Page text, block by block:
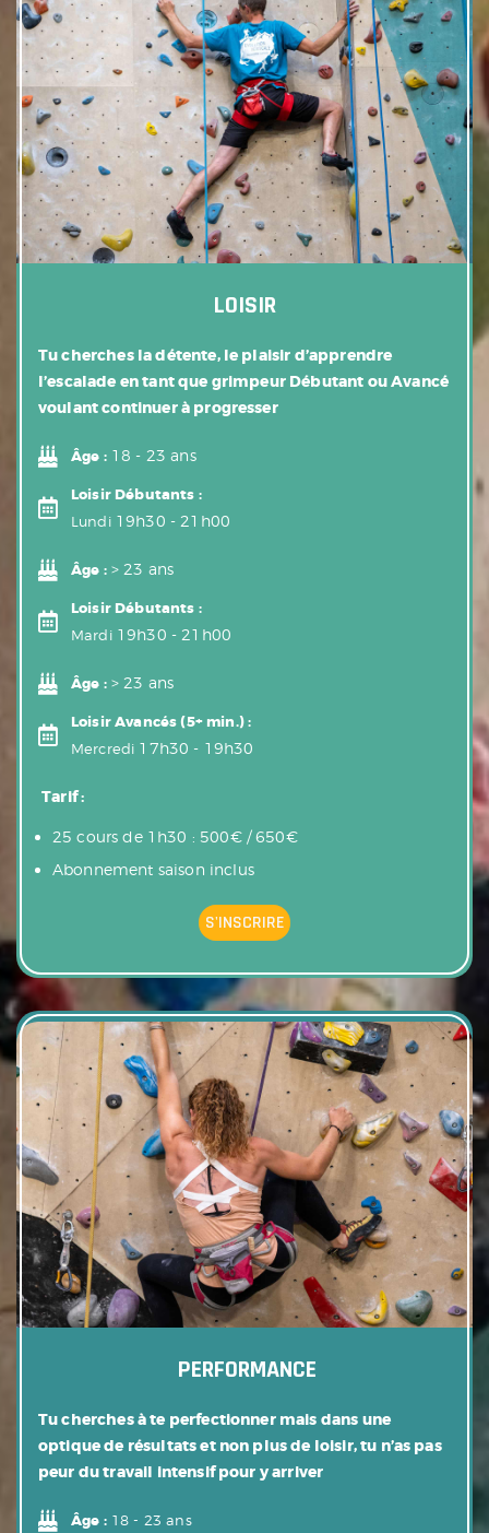
LOISIR
Tu cherches la détente, le plaisir d’apprendre
l’escalade en tant que grimpeur Débutant ou Avancé
voulant continuer à progresser
Âge :18 - 23 ans
Loisir Débutants :
Lundi 19h30 - 21h00
Âge :> 23 ans
Loisir Débutants :
Mardi 19h30 - 21h00
Âge :> 23 ans
Loisir Avancés (5+ min.) :
Mercredi 17h30 - 19h30
Tarif :
25 cours de 1h30 : 500€ / 650€
Abonnement saison inclus
S'INSCRIRE
PERFORMANCE
Tu cherches à te perfectionner mais dans une
optique de résultats et non plus de loisir, tu n’as pas
peur du travail intensif pour y arriver
Âge :18 - 23 ans